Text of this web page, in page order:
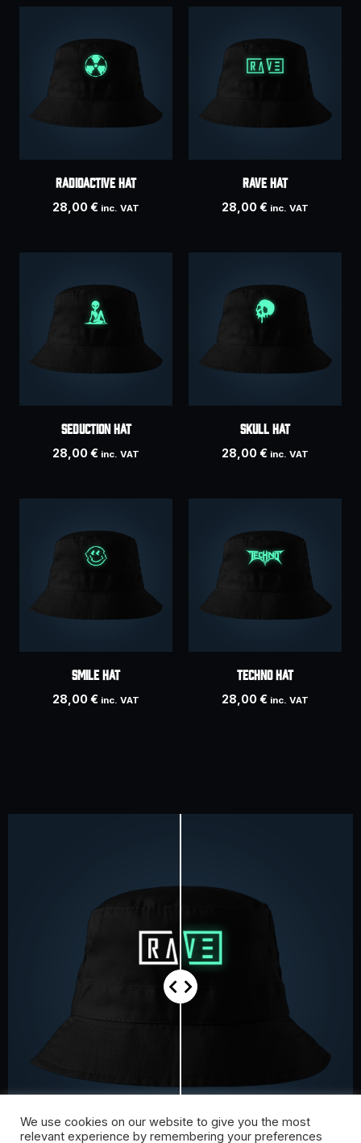
RADIOACTIVE hat
28,00€ inc. VAT
RAVE hat
28,00€ inc. VAT
SEDUCTION hat
28,00€ inc. VAT
SKULL hat
28,00€ inc. VAT
SMILE hat
28,00€ inc. VAT
TECHNO hat
28,00€ inc. VAT
DAYLIGHT PRINT GLOW IN THE DARK
We use cookies on our website to give you the most
relevant experience by remembering your preferences